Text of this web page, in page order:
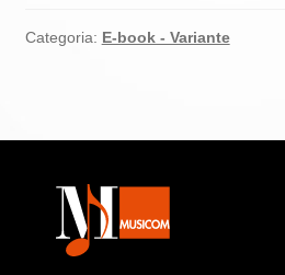
Carmen
Categoria: E-book - Variante